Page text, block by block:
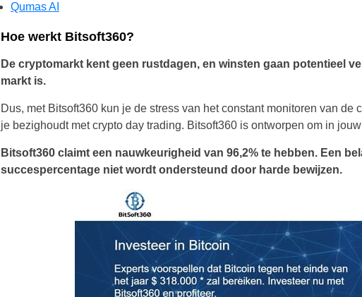
Greece
Italy
Portugal
Qumas AI
Hoe werkt Bitsoft360?
De cryptomarkt kent geen rustdagen, en winsten gaan potentieel
markt is.
Dus, met Bitsoft360 kun je de stress van het constant monitoren van
je bezighoudt met crypto day trading. Bitsoft360 is ontworpen om in
Bitsoft360 claimt een nauwkeurigheid van 96,2% te hebben. Een
succespercentage niet wordt ondersteund door harde bewijzen.